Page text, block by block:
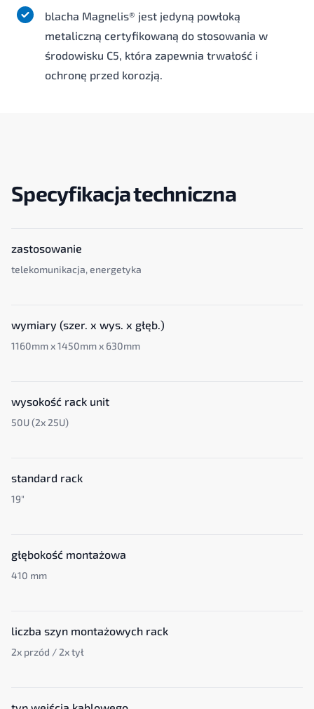
blacha Magnelis® jest jedyną powłoką
metaliczną certyfikowaną do stosowania w
środowisku C5, która zapewnia trwałość i
ochronę przed korozją.
Specyfikacja techniczna
zastosowanie
telekomunikacja, energetyka
wymiary (szer. x wys. x głęb.)
1160mm x 1450mm x 630mm
wysokość rack unit
50U (2x 25U)
standard rack
19"
głębokość montażowa
410 mm
liczba szyn montażowych rack
2x przód / 2x tył